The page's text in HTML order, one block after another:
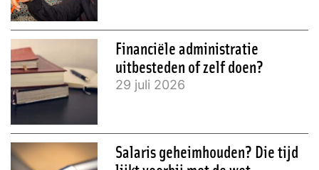
Financiële administratie
uitbesteden of zelf doen?
29 juli 2026
Salaris geheimhouden? Die tijd